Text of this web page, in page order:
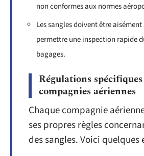
non conformes aux normes
Les sangles doivent être aisément
permettre une inspection rapide
bagages.
Régulations
compagnies aériennes
Chaque compagnie
ses propres règles
des sangles. Voici quelques